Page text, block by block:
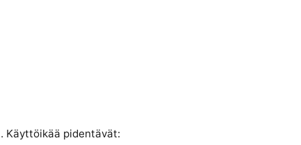
Käyttöikää pidentävät: